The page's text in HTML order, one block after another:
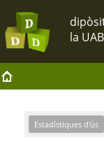
Estadístiques d'ús